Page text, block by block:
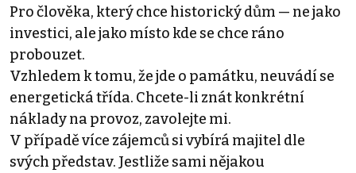
Pro člověka, který chce historický dům — ne jako
investici, ale jako místo kde se chce ráno
probouzet.
Vzhledem k tomu, že jde o památku, neuvádí se
energetická třída. Chcete-li znát konkrétní
náklady na provoz, zavolejte mi.
V případě více zájemců si vybírá majitel dle
svých představ. Jestliže sami nějakou